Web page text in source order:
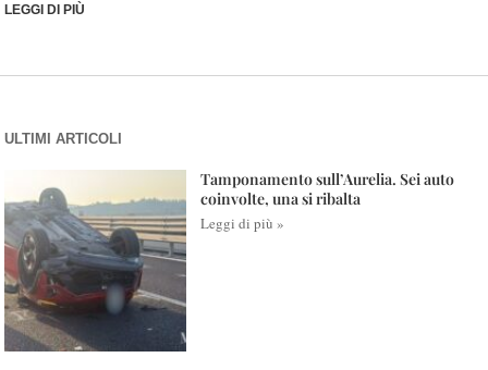
LEGGI DI PIÙ
ULTIMI ARTICOLI
Tamponamento sull’Aurelia. Sei auto
coinvolte, una si ribalta
Leggi di più »